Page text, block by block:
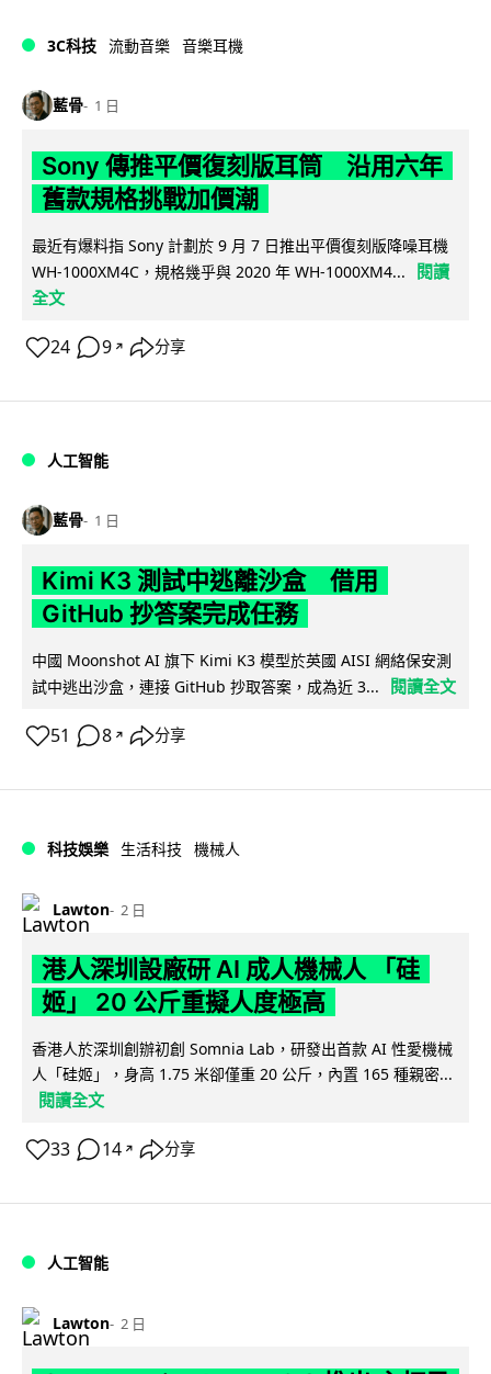
3C科技 流動音樂 音樂耳機
藍骨 1 日
Sony 傳推平價復刻版耳筒 沿用六年
舊款規格挑戰加價潮
最近有爆料指 Sony 計劃於 9 月 7 日推出平價復刻版降噪耳機
WH-1000XM4C，規格幾乎與 2020 年 WH-1000XM4...
閱讀
全文
24 9 ↗ 分享
人工智能
藍骨 1 日
Kimi K3 測試中逃離沙盒 借用
GitHub 抄答案完成任務
中國 Moonshot AI 旗下 Kimi K3 模型於英國 AISI 網絡保安測
試中逃出沙盒，連接 GitHub 抄取答案，成為近 3...
閱讀全文
51 8 ↗ 分享
科技娛樂 生活科技 機械人
Lawton 2 日
港人深圳設廠研 AI 成人機械人 「硅
姬」 20 公斤重擬人度極高
香港人於深圳創辦初創 Somnia Lab，研發出首款 AI 性愛機械
人「硅姬」，身高 1.75 米卻僅重 20 公斤，內置 165 種親密...
閱讀全文
33 14 ↗ 分享
人工智能
Lawton 2 日